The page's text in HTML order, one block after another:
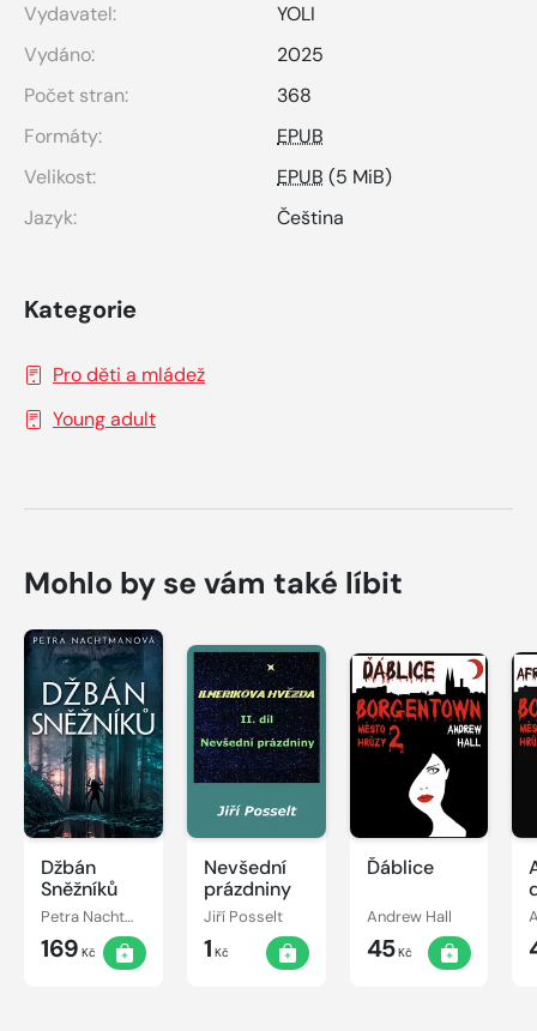
Vydavatel:
YOLI
Vydáno:
2025
Počet stran:
368
Formáty:
EPUB
Velikost:
EPUB (5 MiB)
Jazyk:
Čeština
Kategorie
Pro děti a mládež
Young adult
Mohlo by se vám také líbit
Džbán
Sněžníků
Petra Nachtmanová
169 Kč
Nevšední
prázdniny
Jiří Posselt
1 Kč
Ďáblice
Andrew Hall
45Kč